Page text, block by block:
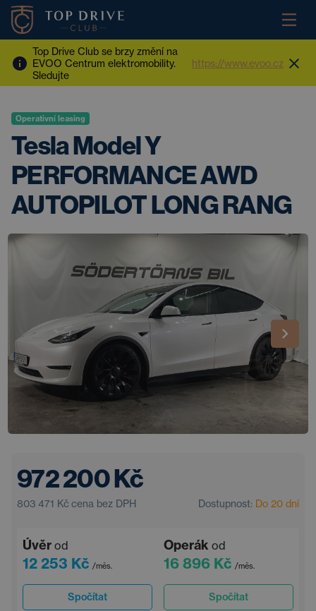
Top Drive Club se brzy změní na
EVOO Centrum elektromobility.
Sledujte
https://www.evoo.cz
Operativní leasing
Tesla Model Y
PERFORMANCE AWD
AUTOPILOT LONG RANG
972 200 Kč
803 471 Kč cena bez DPH Dostupnost: Do 20 dní
Úvěr od
12 253 Kč /měs.
Spočítat
Operák od
16 896 Kč /měs.
Spočítat